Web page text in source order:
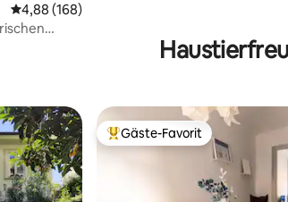
Durchschnittliche Bewertung: 4,88 von 5,
4,88 (168)
Beliebter Gäste-Favorit.
Gäste-Favorit